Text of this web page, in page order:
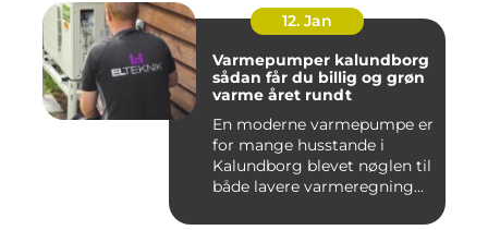
12. Jan
Varmepumper kalundborg
sådan får du billig og grøn
varme året rundt
En moderne varmepumpe er
for mange husstande i
Kalundborg blevet nøglen til
både lavere varmeregning...